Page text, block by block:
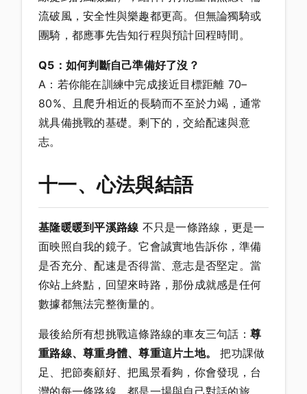
流破風，安全性與樂趣都更高。但無論獨騎或
團騎，都應事先告知行程與預計回程時間。
Q5：如何判斷自己準備好了沒？
A：若你能在訓練中完成接近目標距離 70–
80%、且爬升相近的長騎而不至於力竭，通常
就具備挑戰的基礎。剩下的，交給配速與意
志。
十一、心法與結語
基隆暖暖到平溪路線 不只是一條路線，更是一
面映照自我的鏡子。它會誠實地告訴你，準備
是否充分、配速是否得當、意志是否堅定。當
你站上終點，回望來時路，那份成就感是任何
數據都無法完整衡量的。
最後給所有想挑戰這條路線的車友三句話： 尊
重路線、尊重身體、尊重這片土地。
把功課做
足、把節奏顧好、把風景看夠，你會發現，台
灣的每一條路線，都是一場與自己對話的旅